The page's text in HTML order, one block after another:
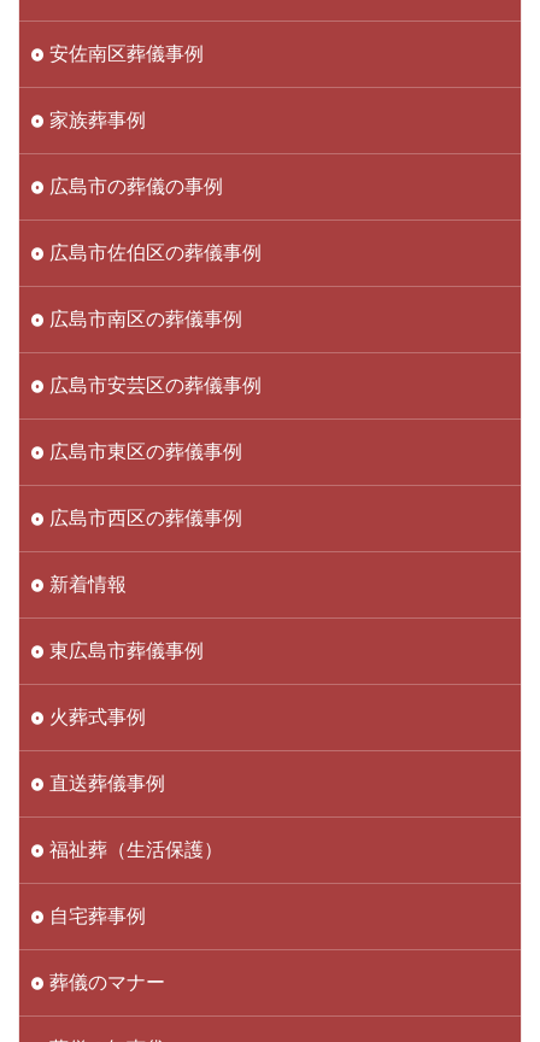
安佐南区葬儀事例
家族葬事例
広島市の葬儀の事例
広島市佐伯区の葬儀事例
広島市南区の葬儀事例
広島市安芸区の葬儀事例
広島市東区の葬儀事例
広島市西区の葬儀事例
新着情報
東広島市葬儀事例
火葬式事例
直送葬儀事例
福祉葬（生活保護）
自宅葬事例
葬儀のマナー